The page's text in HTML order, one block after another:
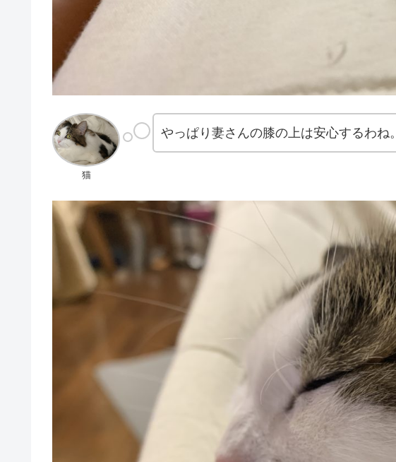
猫
やっぱり妻さんの膝の上は安心するわね。